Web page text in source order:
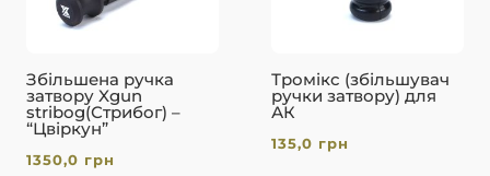
Збільшена ручка
затвору Xgun
stribog(Стрибог) –
“Цвіркун”
1350,0 грн
Тромікс (збільшувач
ручки затвору) для
АК
135,0 грн